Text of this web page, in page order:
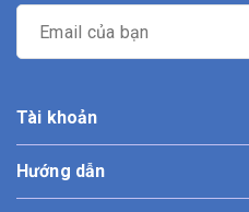
Tài khoản
Hướng dẫn